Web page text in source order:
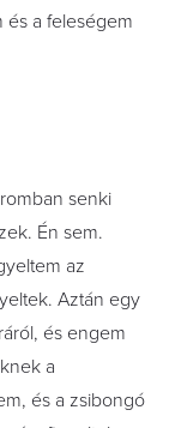
és a feleségem
senki
Én sem.
az
Aztán egy
és engem
a
és a zsibongó